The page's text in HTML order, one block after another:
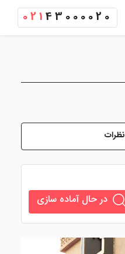
021 43000020
نظرات
در حال آماده سازی